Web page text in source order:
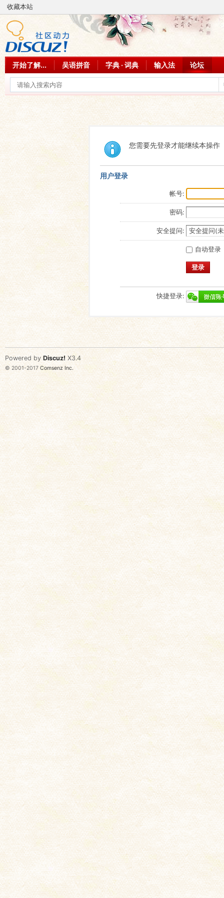
收藏本站
开始了解... 吴语拼音 字典 · 词典 输入法 论坛
您需要先登录才能继续本操作
用户登录
帐号:
密码:
安全提问:
自动登录
登录
快捷登录:
Powered by Discuz! X3.4
© 2001-2017 Comsenz Inc.